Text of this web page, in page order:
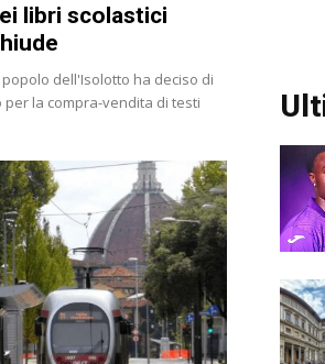
libri scolastici
popolo dell'Isolotto ha deciso di
la compra-vendita di testi